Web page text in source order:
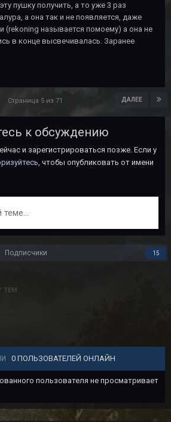
пушку получить, а то уже 3 раз
а она так и не появляется, даже
(rekoning называется помоему) а она не
в конце высвечивалась. Заранее
ДАЛЕЕ
Страница 5 из 71
к обсуждению
и зарегистрироваться позже. Если у
, чтобы опубликовать от имени
теме...
Подписчики 15
ТЕМ
0 ПОЛЬЗОВАТЕЛЕЙ ОНЛАЙН
пользователя не просматривает